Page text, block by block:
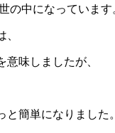
の中になっています
味しましたが、
簡単になりました。